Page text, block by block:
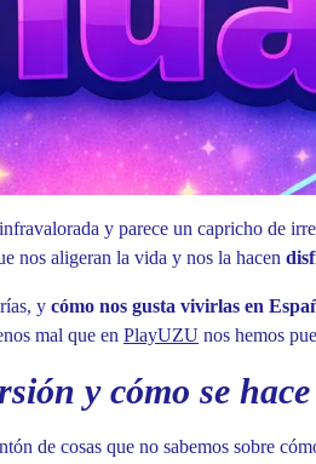
y parece un capricho de
nos aligeran la vida y nos la hacen
y cómo nos gusta vivirlas en
mal que en PlayUZU nos hemos
y cómo se
de cosas que no sabemos sobre